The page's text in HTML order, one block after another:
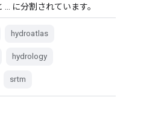
… に分割されています。
hydroatlas
hydrology
srtm